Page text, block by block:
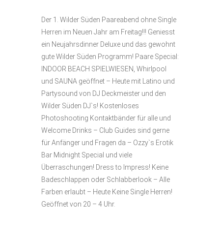
Der 1. Wilder Süden Paareabend ohne Single
Herren im Neuen Jahr am Freitag!!! Geniesst
ein Neujahrsdinner Deluxe und das gewohnt
gute Wilder Süden Programm! Paare Special:
INDOOR BEACH SPIELWIESEN, Whirlpool
und SAUNA geöffnet – Heute mit Latino und
Partysound von DJ Deckmeister und den
Wilder Süden DJ`s! Kostenloses
Photoshooting Kontaktbänder für alle und
Welcome Drinks – Club Guides sind gerne
für Anfänger und Fragen da – Ozzy`s Erotik
Bar Midnight Special und viele
Überraschungen! Dress to Impress! Keine
Badeschlappen oder Schlabberlook – Alle
Farben erlaubt – Heute Keine Single Herren!
Geöffnet von 20 – 4 Uhr.